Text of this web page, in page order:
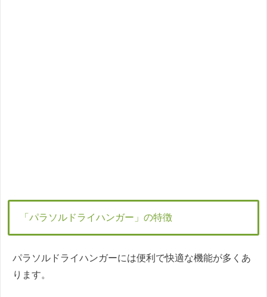
「パラソルドライハンガー」の特徴
パラソルドライハンガーには便利で快適な機能が多くあ
ります。